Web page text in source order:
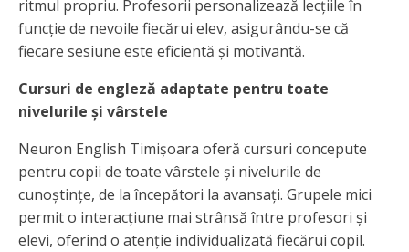
ritmul propriu. Profesorii personalizează lecțiile în
funcție de nevoile fiecărui elev, asigurându-se că
fiecare sesiune este eficientă și motivantă.
Cursuri de engleză adaptate pentru toate
nivelurile și vârstele
Neuron English Timișoara oferă cursuri concepute
pentru copii de toate vârstele și nivelurile de
cunoștințe, de la începători la avansați. Grupele mici
permit o interacțiune mai strânsă între profesori și
elevi, oferind o atenție individualizată fiecărui copil.